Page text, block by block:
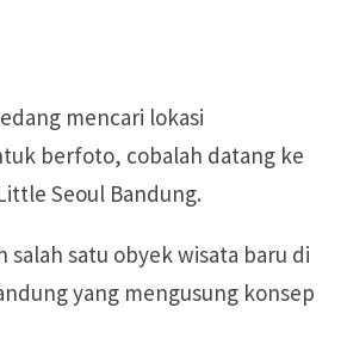
mencari lokasi
berfoto, cobalah datang ke
Seoul Bandung.
salah satu obyek wisata baru di
yang mengusung konsep